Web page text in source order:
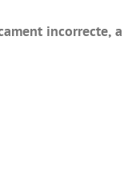
incorrecte, a